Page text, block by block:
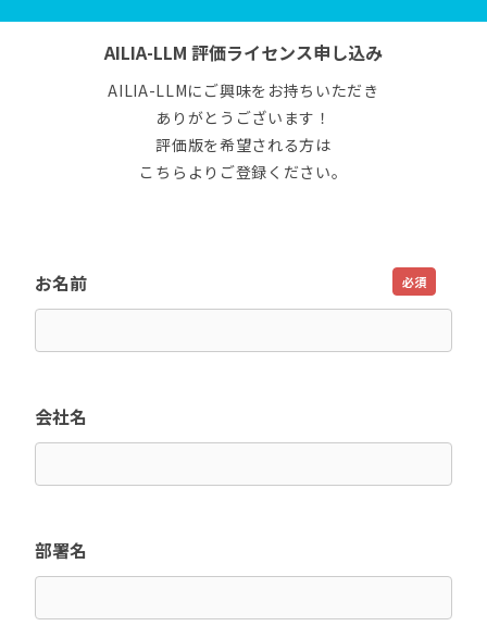
AILIA-LLM 評価ライセンス申し込み
AILIA-LLMにご興味をお持ちいただき
ありがとうございます！
評価版を希望される方は
こちらよりご登録ください。
必須
お名前
会社名
部署名